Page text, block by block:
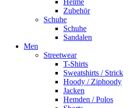
Helme
Zubehör
Schuhe
Schuhe
Sandalen
Men
Streetwear
T-Shirts
Sweatshirts / Strick
Hoody / Ziphoody
Jacken
Hemden / Polos